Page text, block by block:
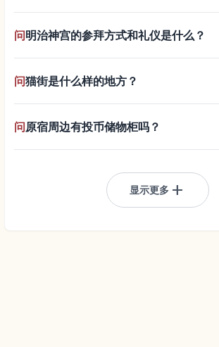
问明治神宫的参拜方式和礼仪是什么？
问猫街是什么样的地方？
问原宿周边有投币储物柜吗？
显示更多 add